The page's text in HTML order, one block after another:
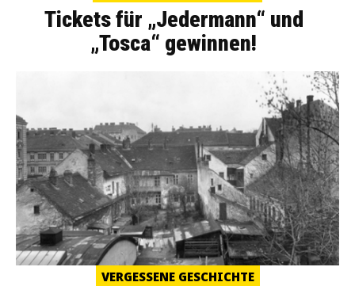
Tickets für „Jedermann“ und
„Tosca“ gewinnen!
VERGESSENE GESCHICHTE